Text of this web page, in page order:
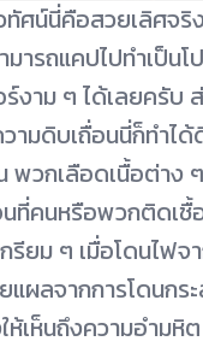
ทัศน์นี่คือสวยเลิศจริ
ารถแคปไปทำเป็น
งาม ๆ ได้เลยครับ
ามดิบเถื่อนนี่ก็ทำไ
พวกเลือดเนื้อต่าง
ที่คนหรือพวกติดเชื้
รียม ๆ เมื่อโดนไฟจ
แผลจากการโดนกร
ห้เห็นถึงความอำมหิ